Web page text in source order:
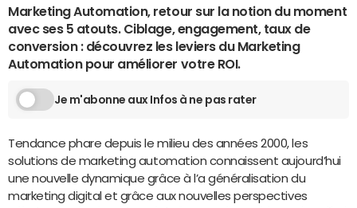
Marketing Automation, retour sur la notion du moment
avec ses 5 atouts. Ciblage, engagement, taux de
conversion : découvrez les leviers du Marketing
Automation pour améliorer votre ROI.
Je m'abonne aux Infos à ne pas rater
Tendance phare depuis le milieu des années 2000, les
solutions de marketing automation connaissent aujourd’hui
une nouvelle dynamique grâce à l’a généralisation du
marketing digital et grâce aux nouvelles perspectives